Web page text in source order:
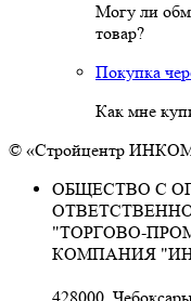
Могу ли
товар?
Покупка
Как мне
© «Стройцентр
ОБЩЕСТВО С
"ТОРГОВО-
КОМПАНИЯ